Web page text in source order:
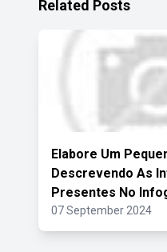
Related Posts
Elabore Um
Descrevendo As
Presentes No
07 September 2024